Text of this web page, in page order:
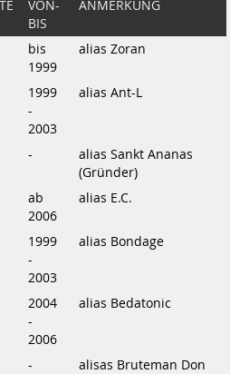
VON-
BIS
ANMERKUNG
bis
1999
alias Zoran
1999
-
2003
alias Ant-L
-
alias Sankt Ananas
(Gründer)
ab
2006
alias E.C.
1999
-
2003
alias Bondage
2004
-
2006
alias Bedatonic
-
alisas Bruteman Don